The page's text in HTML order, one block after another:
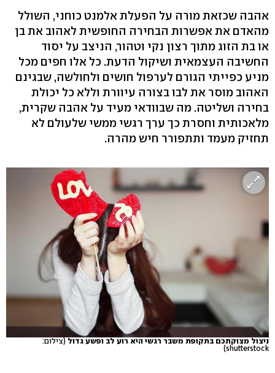
אהבה שכזאת מורה על הפעלת אלמנט כוחני, השולל
מהאדם את אפשרות הבחירה החופשית לאהוב את בן
או בת הזוג מתוך רצון נקי וטהור, הניצב על יסוד
החשיבה העצמאית ושיקול הדעת. כל אלו חפים מכל
מניע כפייתי הגורם לערפול חושים ולחולשה, שבגינם
האהוב מוסר את לבו בצורה עיוורת וללא כל יכולת
בחירה ושליטה. מה שבוודאי מעיד על אהבה שקרית,
מלאכותית וחסרת כך ערך רגשי ממשי שלעולם לא
תחזיק מעמד ותתפורר חיש מהרה.
ניצול מצוקתכם בתקופת משבר רגשי היא רוע לב ופשע גדול (צילום:
shutterstock)